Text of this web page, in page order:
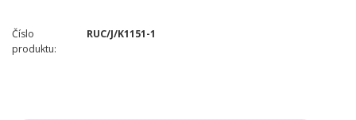
Číslo
produktu:
RUC/J/K1151-1